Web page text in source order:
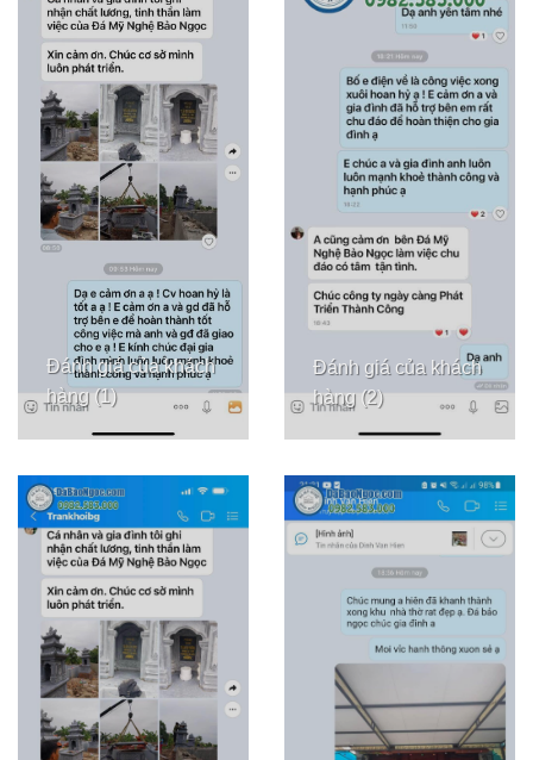
Đánh giá của khách
hàng (1)
Đánh giá của khách
hàng (2)